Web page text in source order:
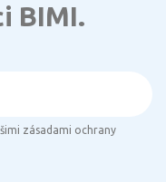
BIMI.
zásadami ochrany